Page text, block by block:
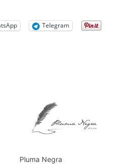
Telegram
Pluma Negra